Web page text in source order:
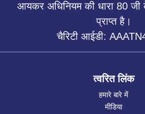
आयकर अधिनियम की धारा 80
प्राप्त है।
चैरिटी आईडी:
त्वरित लिंक
हमारे बारे में
मीडिया